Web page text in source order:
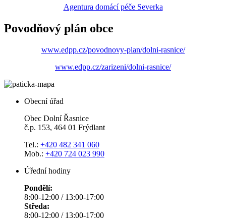
Agentura domácí péče Severka
Povodňový plán obce
www.edpp.cz/povodnovy-plan/dolni-rasnice/
www.edpp.cz/zarizeni/dolni-rasnice/
Obecní úřad
Obec Dolní Řasnice
č.p. 153, 464 01 Frýdlant
Tel.: +420 482 341 060
Mob.: +420 724 023 990
Úřední hodiny
Pondělí:
8:00-12:00 / 13:00-17:00
Středa:
8:00-12:00 / 13:00-17:00